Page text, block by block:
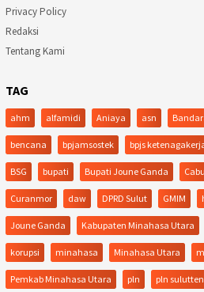
Privacy Policy
Redaksi
Tentang Kami
TAG
ahm alfamidi Aniaya asn
bencana bpjamsostek bpjs
BSG bupati Bupati Joune Ganda
Curanmor daw DPRD Sulut GMIM
Joune Ganda Kabupaten Minahasa Utara
korupsi minahasa Minahasa Utara
Pemkab Minahasa Utara pln pln